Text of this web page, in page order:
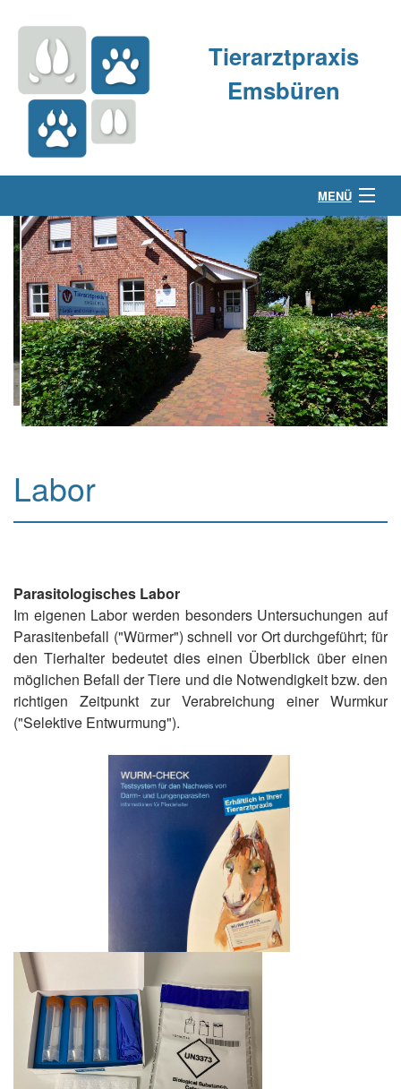
Tierarztpraxis
Emsbüren
MENÜ
Über uns
Kleintierpraxis
Großtierpraxis
Kontakt & Anfahrt
Labor
Parasitologisches Labor
Im eigenen Labor werden besonders Untersuchungen auf
Parasitenbefall ("Würmer") schnell vor Ort durchgeführt; für
den Tierhalter bedeutet dies einen Überblick über einen
möglichen Befall der Tiere und die Notwendigkeit bzw. den
richtigen Zeitpunkt zur Verabreichung einer Wurmkur
("Selektive Entwurmung").